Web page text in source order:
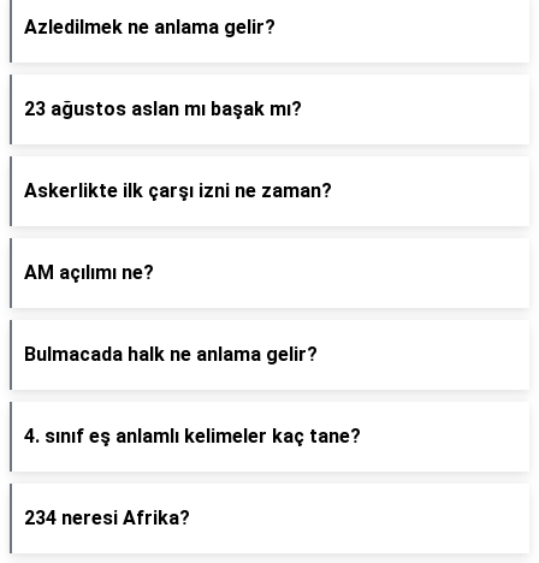
Azledilmek ne anlama gelir?
23 ağustos aslan mı başak mı?
Askerlikte ilk çarşı izni ne zaman?
AM açılımı ne?
Bulmacada halk ne anlama gelir?
4. sınıf eş anlamlı kelimeler kaç tane?
234 neresi Afrika?